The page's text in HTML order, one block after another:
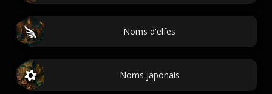
Noms d'elfes
Noms japonais